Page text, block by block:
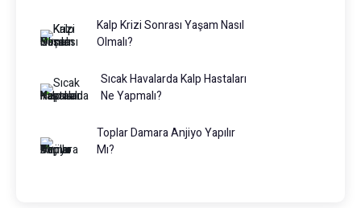
Kalp Krizi Sonrası Yaşam Nasıl
Olmalı?
Sıcak Havalarda Kalp Hastaları
Ne Yapmalı?
Toplar Damara Anjiyo Yapılır
Mı?